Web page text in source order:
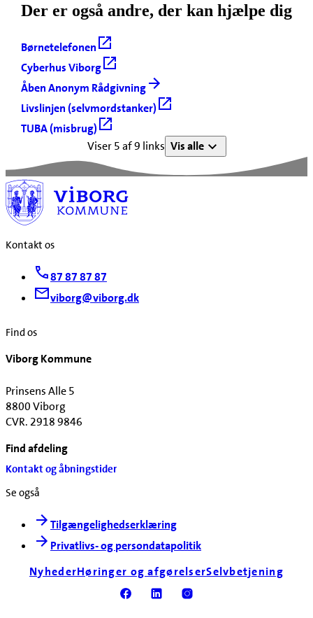
Der er også andre, der kan hjælpe dig
Børnetelefonen
Cyberhus Viborg
Åben Anonym Rådgivning
Livslinjen (selvmordstanker)
TUBA (misbrug)
Viser 5 af 9 links Vis alle
Kontakt os
87 87 87 87
viborg@viborg.dk
Find os
Viborg Kommune
Prinsens Alle 5
8800 Viborg
CVR. 2918 9846
Find afdeling
Kontakt og åbningstider
Se også
Tilgængelighedserklæring
Privatlivs- og persondatapolitik
NyhederHøringer og afgørelserSelvbetjening